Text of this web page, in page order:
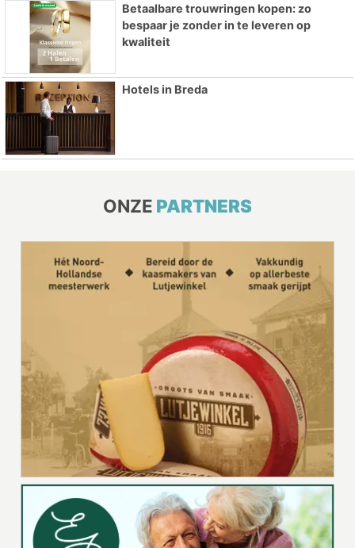
Betaalbare trouwringen kopen: zo
bespaar je zonder in te leveren op
kwaliteit
Hotels in Breda
ONZE PARTNERS